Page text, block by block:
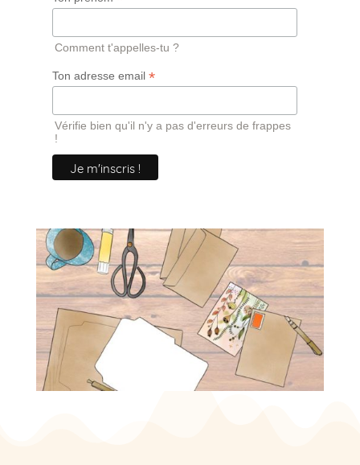
Comment t'appelles-tu ?
Ton adresse email *
Vérifie bien qu'il n'y a pas d'erreurs de frappes
!